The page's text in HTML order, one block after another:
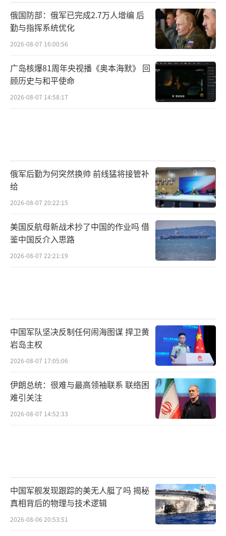
俄国防部：俄军已完成2.7万人增编 后
勤与指挥系统优化
2026-08-07 16:00:56
广岛核爆81周年央视播《奥本海默》 回
顾历史与和平使命
2026-08-07 14:58:17
俄军后勤为何突然换帅 前线猛将接管补
给
2026-08-07 20:22:15
美国反航母新战术抄了中国的作业吗 借
鉴中国反介入思路
2026-08-07 22:21:19
中国军队坚决反制任何闹海图谋 捍卫黄
岩岛主权
2026-08-07 17:05:06
伊朗总统：很难与最高领袖联系 联络困
难引关注
2026-08-07 14:52:33
中国军舰发现跟踪的美无人艇了吗 揭秘
真相背后的物理与技术逻辑
2026-08-06 20:53:51